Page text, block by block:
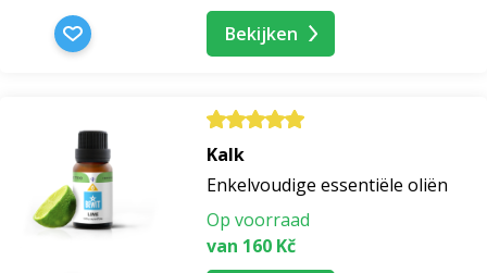
Bekijken
Kalk
Enkelvoudige essentiële oliën
Op voorraad
van 160 Kč